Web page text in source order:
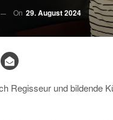
On 29. August 2024
Regisseur und bildende